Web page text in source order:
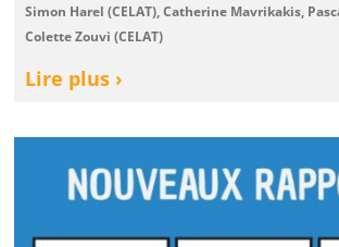
Simon Harel (CELAT), Catherine Mavrikakis,
Colette Zouvi (CELAT)
Lire plus ›